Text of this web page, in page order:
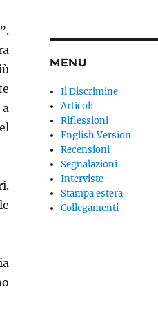
MENU
Il Discrimine
Articoli
Riflessioni
English Version
Recensioni
Segnalazioni
Interviste
Stampa estera
Collegamenti